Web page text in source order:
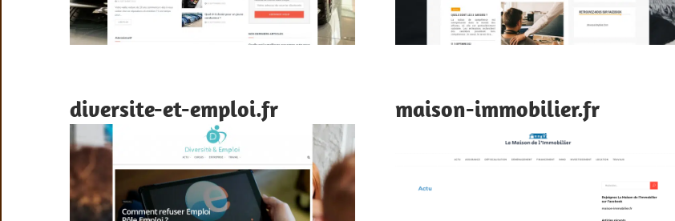
diversite-et-emploi.fr maison-immobilier.fr